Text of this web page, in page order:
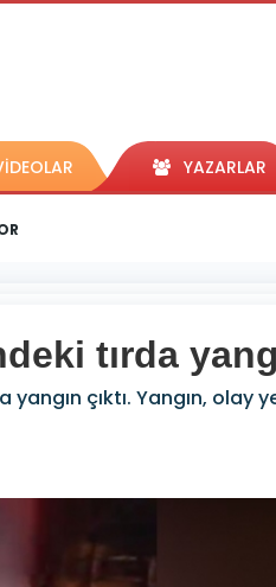
YAZARLAR
tırda
yangın çıktı. Yangın,